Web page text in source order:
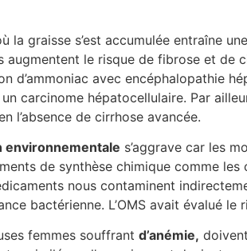
la graisse s’est accumulée entraîne
augmentent le risque de fibrose et de
d’ammoniac avec encéphalopathie
carcinome hépatocellulaire. Par
l’absence de cirrhose avancée.
environnementale s’aggrave car les
de synthèse chimique comme
nous contaminent
bactérienne. L’OMS avait évalué
femmes souffrant d’anémie,